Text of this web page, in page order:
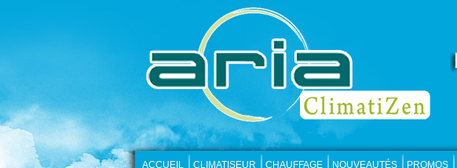
ACCUEIL CLIMATISEUR CHAUFFAGE NOUVEAUTÉS PROMOS